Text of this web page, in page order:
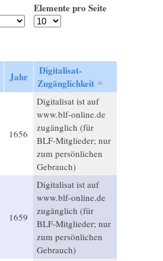
Elemente pro Seite
Jahr
Digitalisat-
Zugänglichkeit
1656
Digitalisat ist auf
www.blf-online.de
zugänglich (für
BLF-Mitglieder; nur
zum persönlichen
Gebrauch)
1659
Digitalisat ist auf
www.blf-online.de
zugänglich (für
BLF-Mitglieder; nur
zum persönlichen
Gebrauch)